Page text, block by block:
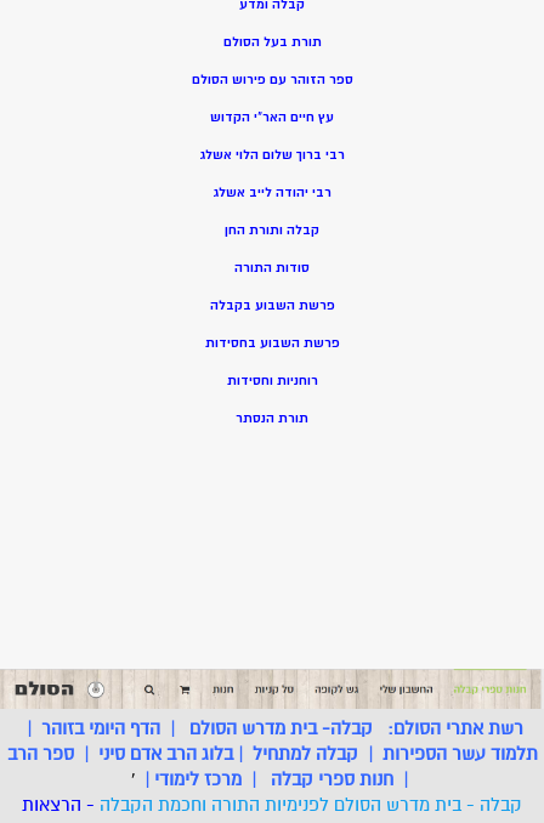
קבלה ומדע
תורת בעל הסולם
ספר הזוהר עם פירוש הסולם
עץ חיים האר”י הקדוש
רבי ברוך שלום הלוי אשלג
רבי יהודה לייב אשלג
קבלה ותורת החן
סודות התורה
פרשת השבוע בקבלה
פרשת השבוע בחסידות
רוחניות וחסידות
תורת הנסתר
רשת אתרי הסולם: קבלה- בית מדרש הסולם |הדף היומי בזוהר |
תלמוד עשר הספירות | קבלה למתחיל |בלוג הרב אדם סיני |ספר הרב
| חנות ספרי קבלה | מרכז לימודי |
'
קבלה - בית מדרש הסולם לפנימיות התורה וחכמת הקבלה - הרצאות